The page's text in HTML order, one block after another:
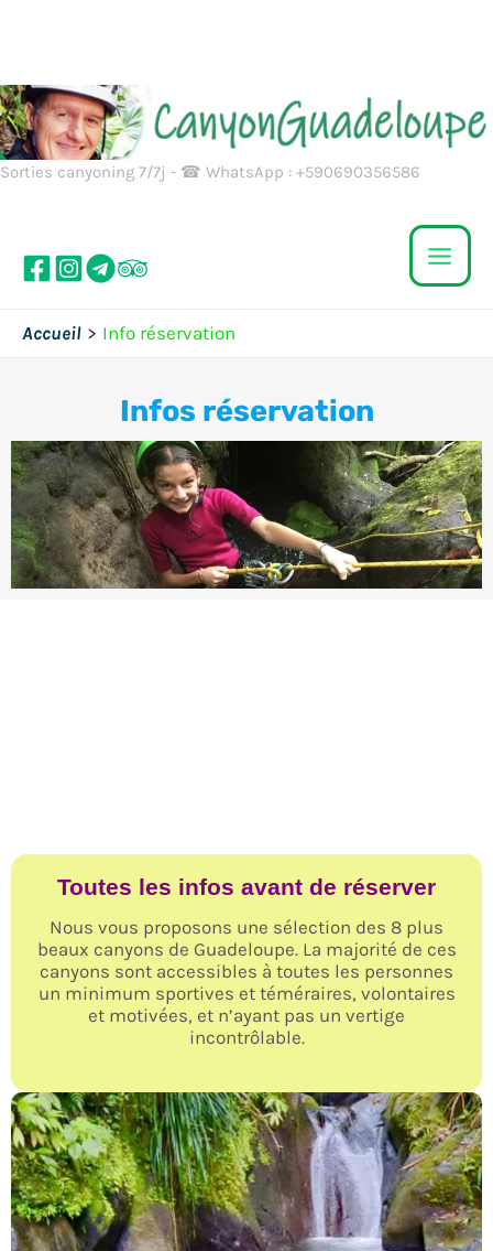
Sorties canyoning 7/7j - ☎ WhatsApp : +590690356586
Accueil Info réservation
Infos réservation
Toutes les infos avant de réserver
Nous vous proposons une sélection des 8 plus
beaux canyons de Guadeloupe. La majorité de ces
canyons sont accessibles à toutes les personnes
un minimum sportives et téméraires, volontaires
et motivées, et n’ayant pas un vertige
incontrôlable.